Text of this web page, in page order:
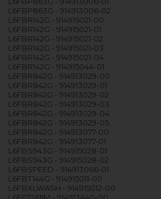
L6FBP863G - 914913006-02
L6FBR142G - 914915021-00
L6FBR142G - 914915021-01
L6FBR142G - 914915021-02
L6FBR142G - 914915021-03
L6FBR142G - 914915021-04
L6FBR142G - 914915044-01
L6FBR842G - 914913029-00
L6FBR842G - 914913029-01
L6FBR842G - 914913029-02
L6FBR842G - 914913029-03
L6FBR842G - 914913029-04
L6FBR842G - 914913029-05
L6FBR842G - 914913077-00
L6FBR842G - 914913077-01
L6FBS943G - 914915028-01
L6FBS943G - 914915028-02
L6FBSPEED - 914913066-01
L6FBT144G - 914915011-00
L6FBXLWASH - 914915012-00